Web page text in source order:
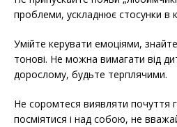
проблеми, ускладнює стосунки в
Умійте керувати емоціями,
тонові. Не можна вимагати від
дорослому, будьте терплячими.
Не соромтеся виявляти почуття
посміятися і над собою, не